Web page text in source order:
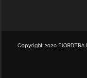
Copyright 2020